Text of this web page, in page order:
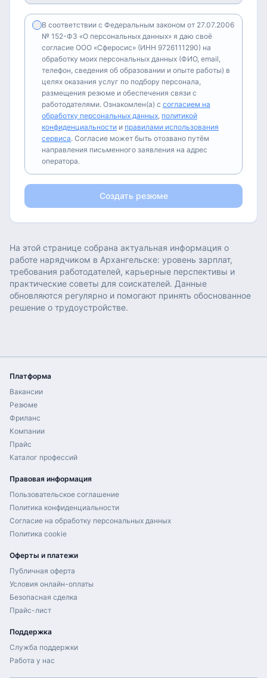
В соответствии с Федеральным законом от 27.07.2006
№ 152-ФЗ «О персональных данных» я даю своё
согласие ООО «Сферосис» (ИНН 9726111290) на
обработку моих персональных данных (ФИО, email,
телефон, сведения об образовании и опыте работы) в
целях оказания услуг по подбору персонала,
размещения резюме и обеспечения связи с
работодателями. Ознакомлен(а) с согласием на
обработку персональных данных, политикой
конфиденциальности и правилами использования
сервиса. Согласие может быть отозвано путём
направления письменного заявления на адрес
оператора.
Создать резюме
На этой странице собрана актуальная информация о
работе нарядчиком в Архангельске: уровень зарплат,
требования работодателей, карьерные перспективы и
практические советы для соискателей. Данные
обновляются регулярно и помогают принять обоснованное
решение о трудоустройстве.
Платформа
Вакансии
Резюме
Фриланс
Компании
Прайс
Каталог профессий
Правовая информация
Пользовательское соглашение
Политика конфиденциальности
Согласие на обработку персональных данных
Политика cookie
Оферты и платежи
Публичная оферта
Условия онлайн-оплаты
Безопасная сделка
Прайс-лист
Поддержка
Служба поддержки
Работа у нас